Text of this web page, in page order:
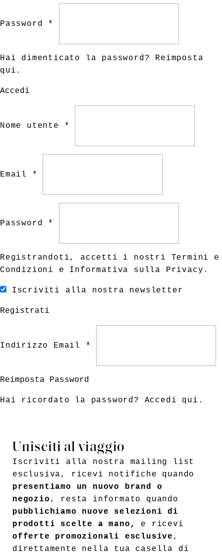
Password *
Hai dimenticato la password? Reimposta
qui .
Accedi
Nome utente *
Email *
Password *
Registrandoti, accetti i nostri Termini e
Condizioni
e Informativa sulla Privacy .
Iscriviti alla nostra newsletter
Registrati
Indirizzo Email *
Reimposta Password
Hai ricordato la password? Accedi qui .
Unisciti al viaggio
Iscriviti alla nostra mailing list
esclusiva, ricevi notifiche quando
presentiamo un nuovo brand o
negozio , resta informato quando
pubblichiamo nuove selezioni di
prodotti scelte a mano,
e ricevi
offerte promozionali esclusive ,
direttamente nella tua casella di